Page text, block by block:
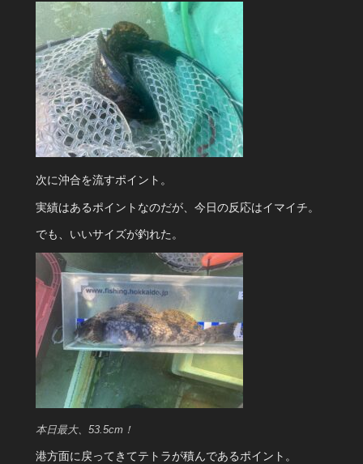
次に沖合を流すポイント。
実績はあるポイントなのだが、今日の反応はイマイチ。
でも、いいサイズが釣れた。
本日最大、53.5cm！
港方面に戻ってきてテトラが積んであるポイント。